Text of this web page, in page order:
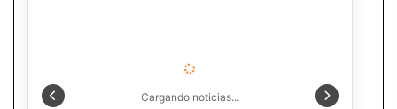
Cargando noticias...